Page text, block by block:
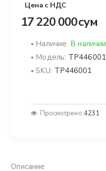
Цена с НДС
17 220 000 сум
Наличие: В наличии
Модель: TP446001
SKU: TP446001
Просмотрено:4231
Описание